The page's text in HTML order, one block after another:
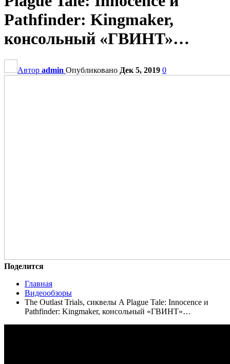
Pathfinder: Kingmaker,
консольный «ГВИНТ»…
Автор admin Опубликовано Дек 5, 2019 0
Поделится
Главная
Видеообзоры
The Outlast Trials, сиквелы A Plague Tale: Innocence и
Pathfinder: Kingmaker, консольный «ГВИНТ»…